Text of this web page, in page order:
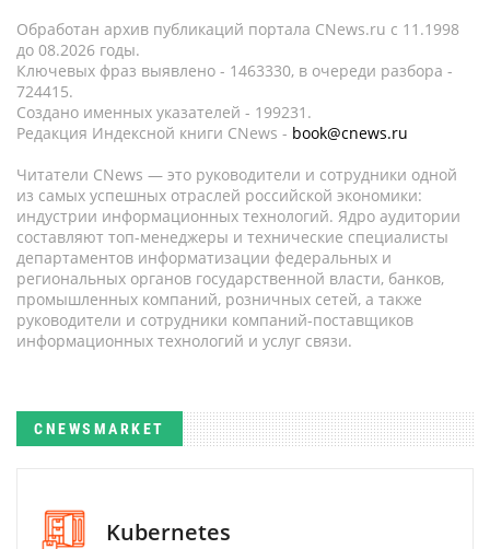
Обработан архив публикаций портала CNews.ru c 11.1998
до 08.2026 годы.
Ключевых фраз выявлено - 1463330, в очереди разбора -
724415.
Создано именных указателей - 199231.
Редакция Индексной книги CNews - book@cnews.ru
Читатели CNews — это руководители и сотрудники одной
из самых успешных отраслей российской экономики:
индустрии информационных технологий. Ядро аудитории
составляют топ-менеджеры и технические специалисты
департаментов информатизации федеральных и
региональных органов государственной власти, банков,
промышленных компаний, розничных сетей, а также
руководители и сотрудники компаний-поставщиков
информационных технологий и услуг связи.
CNEWSMARKET
Kubernetes